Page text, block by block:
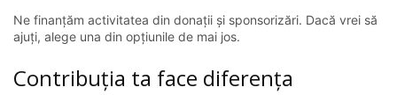
Ne finanțăm activitatea din donații și sponsorizări. Dacă vrei să
ajuți, alege una din opțiunile de mai jos.
Contribuția ta face diferența